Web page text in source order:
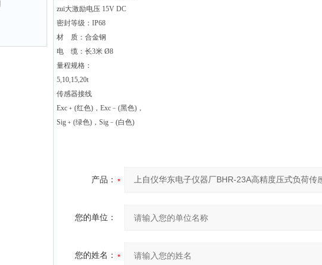
zui大激励电压 15V DC
密封等级： IP68
材
质：合金钢
电
缆：长3米 Ø8
量程规格：
5,10,15,20t
传感器接线
Exc ﹢ (红色) ， Exc ﹣ (黑色) ，
Sig ﹢ (绿色) ， Sig ﹣ (白色)
产品：
您的单位：
您的姓名：